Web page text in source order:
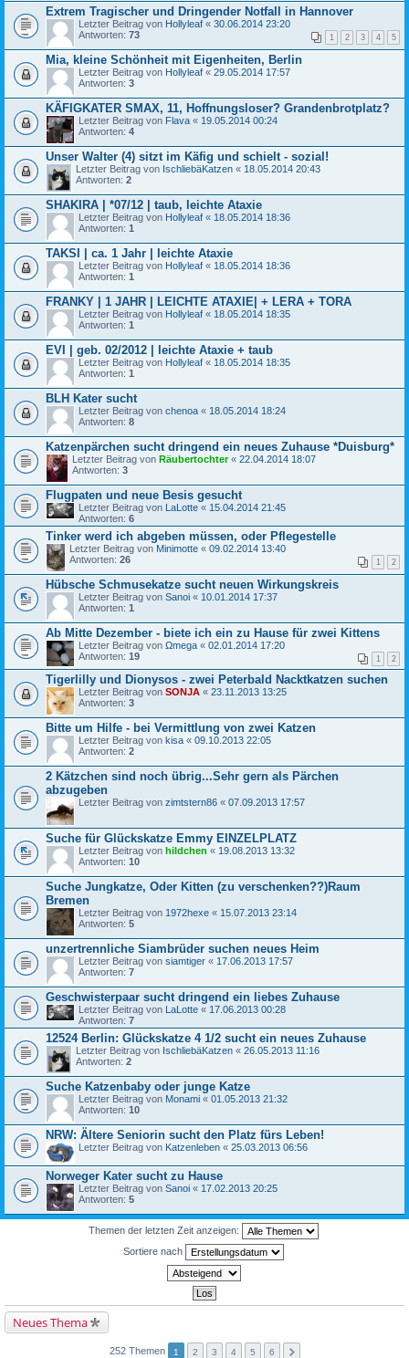
Extrem Tragischer und Dringender Notfall in Hannover
Letzter Beitrag von Hollyleaf « 30.06.2014 23:20
Antworten: 73 1 2 3 4 5
Mia, kleine Schönheit mit Eigenheiten, Berlin
Letzter Beitrag von Hollyleaf « 29.05.2014 17:57
Antworten: 3
KÄFIGKATER SMAX, 11, Hoffnungsloser? Grandenbrotplatz?
Letzter Beitrag von Flava « 19.05.2014 00:24
Antworten: 4
Unser Walter (4) sitzt im Käfig und schielt - sozial!
Letzter Beitrag von IschliebäKatzen « 18.05.2014 20:43
Antworten: 2
SHAKIRA | *07/12 | taub, leichte Ataxie
Letzter Beitrag von Hollyleaf « 18.05.2014 18:36
Antworten: 1
TAKSI | ca. 1 Jahr | leichte Ataxie
Letzter Beitrag von Hollyleaf « 18.05.2014 18:36
Antworten: 1
FRANKY | 1 JAHR | LEICHTE ATAXIE| + LERA + TORA
Letzter Beitrag von Hollyleaf « 18.05.2014 18:35
Antworten: 1
EVI | geb. 02/2012 | leichte Ataxie + taub
Letzter Beitrag von Hollyleaf « 18.05.2014 18:35
Antworten: 1
BLH Kater sucht
Letzter Beitrag von chenoa « 18.05.2014 18:24
Antworten: 8
Katzenpärchen sucht dringend ein neues Zuhause *Duisburg*
Letzter Beitrag von Räubertochter« 22.04.2014 18:07
Antworten: 3
Flugpaten und neue Besis gesucht
Letzter Beitrag von LaLotte « 15.04.2014 21:45
Antworten: 6
Tinker werd ich abgeben müssen, oder Pflegestelle
Letzter Beitrag von Minimotte « 09.02.2014 13:40
Antworten: 26 1 2
Hübsche Schmusekatze sucht neuen Wirkungskreis
Letzter Beitrag von Sanoi « 10.01.2014 17:37
Antworten: 1
Ab Mitte Dezember - biete ich ein zu Hause für zwei Kittens
Letzter Beitrag von Ωmega « 02.01.2014 17:20
Antworten: 19 1 2
Tigerlilly und Dionysos - zwei Peterbald Nacktkatzen suchen
Letzter Beitrag von SONJA « 23.11.2013 13:25
Antworten: 3
Bitte um Hilfe - bei Vermittlung von zwei Katzen
Letzter Beitrag von kisa « 09.10.2013 22:05
Antworten: 2
2 Kätzchen sind noch übrig...Sehr gern als Pärchen
abzugeben
Letzter Beitrag von zimtstern86 « 07.09.2013 17:57
Suche für Glückskatze Emmy EINZELPLATZ
Letzter Beitrag von hildchen « 19.08.2013 13:32
Antworten: 10
Suche Jungkatze, Oder Kitten (zu verschenken??)Raum
Bremen
Letzter Beitrag von 1972hexe « 15.07.2013 23:14
Antworten: 5
unzertrennliche Siambrüder suchen neues Heim
Letzter Beitrag von siamtiger « 17.06.2013 17:57
Antworten: 7
Geschwisterpaar sucht dringend ein liebes Zuhause
Letzter Beitrag von LaLotte « 17.06.2013 00:28
Antworten: 7
12524 Berlin: Glückskatze 4 1/2 sucht ein neues Zuhause
Letzter Beitrag von IschliebäKatzen « 26.05.2013 11:16
Antworten: 2
Suche Katzenbaby oder junge Katze
Letzter Beitrag von Monami « 01.05.2013 21:32
Antworten: 10
NRW: Ältere Seniorin sucht den Platz fürs Leben!
Letzter Beitrag von Katzenleben « 25.03.2013 06:56
Norweger Kater sucht zu Hause
Letzter Beitrag von Sanoi « 17.02.2013 20:25
Antworten: 5
Themen der letzten Zeit anzeigen:
Sortiere nach
Neues Thema
252 Themen 1 2 3 4 5 6